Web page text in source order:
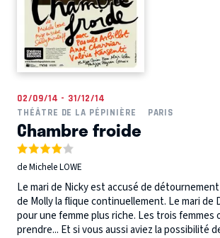
02/09/14 - 31/12/14
THÉÂTRE DE LA PÉPINIÈRE
PARIS
Chambre froide
de Michele LOWE
Le mari de Nicky est accusé de
de Molly la flique continuellement. Le mari de
pour une femme plus riche. Les trois femmes
prendre... Et si vous aussi aviez la possibilité